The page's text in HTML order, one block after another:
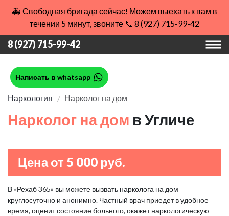
🚑 Свободная бригада сейчас! Можем выехать к вам в
течении 5 минут, звоните 📞 8 (927) 715-99-42
8 (927) 715-99-42
Написать в whatsapp
Наркология Нарколог на дом
Нарколог на дом в Угличе
Цена от 5 000 руб.
В «Рехаб 365» вы можете вызвать нарколога на дом
круглосуточно и анонимно. Частный врач приедет в удобное
время, оценит состояние больного, окажет наркологическую